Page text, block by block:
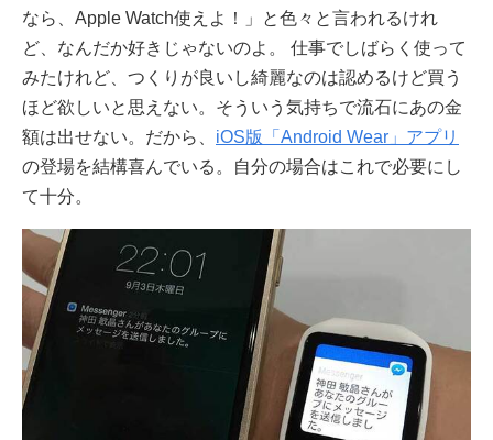
なら、Apple Watch使えよ！」と色々と言われるけれ
ど、なんだか好きじゃないのよ。 仕事でしばらく使って
みたけれど、つくりが良いし綺麗なのは認めるけど買う
ほど欲しいと思えない。そういう気持ちで流石にあの金
額は出せない。だから、 iOS版「Android Wear」アプリ
の登場を結構喜んでいる。自分の場合はこれで必要にし
て十分。